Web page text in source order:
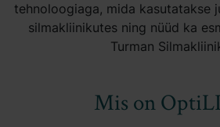
tehnoloogiaga, mida kasutatakse
silmakliinikutes ning nüüd ka
Turman
Mis on